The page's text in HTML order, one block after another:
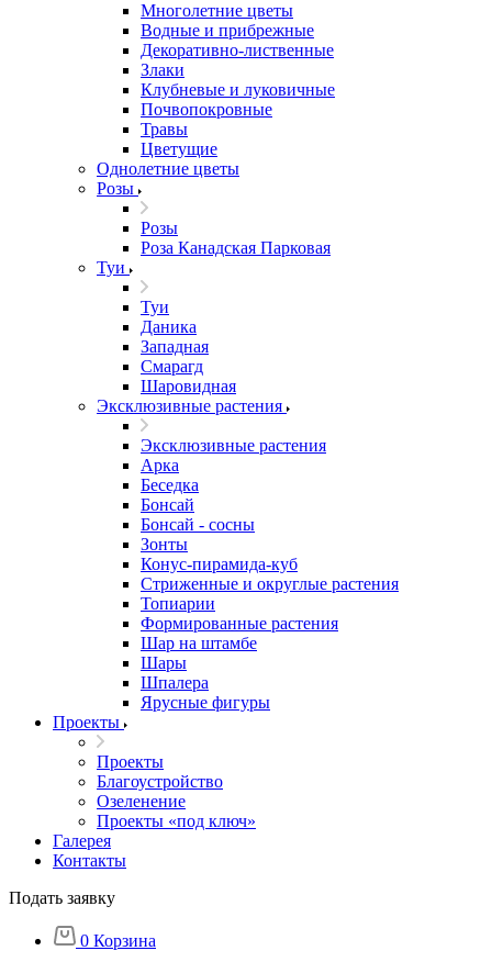
Многолетние цветы
Водные и прибрежные
Декоративно-лиственные
Злаки
Клубневые и луковичные
Почвопокровные
Травы
Цветущие
Однолетние цветы
Розы
Розы
Роза Канадская Парковая
Туи
Туи
Даника
Западная
Смарагд
Шаровидная
Эксклюзивные растения
Эксклюзивные растения
Арка
Беседка
Бонсай
Бонсай - сосны
Зонты
Конус-пирамида-куб
Стриженные и округлые растения
Топиарии
Формированные растения
Шар на штамбе
Шары
Шпалера
Ярусные фигуры
Проекты
Проекты
Благоустройство
Озеленение
Проекты «под ключ»
Галерея
Контакты
Подать заявку
0 Корзина